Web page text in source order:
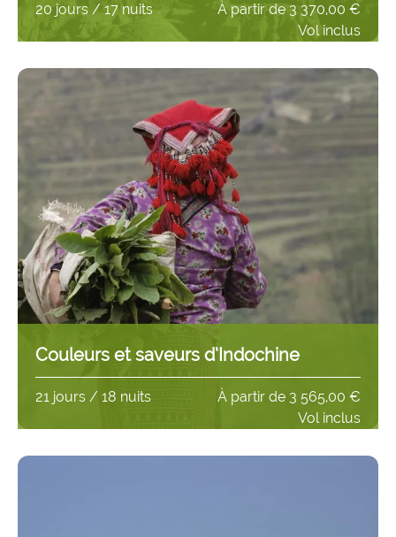
20 jours / 17 nuits
Vol inclus
À partir de3 370,00 €
Couleurs et saveurs d’Indochine
21 jours / 18 nuits
Vol inclus
À partir de 3 565,00 €